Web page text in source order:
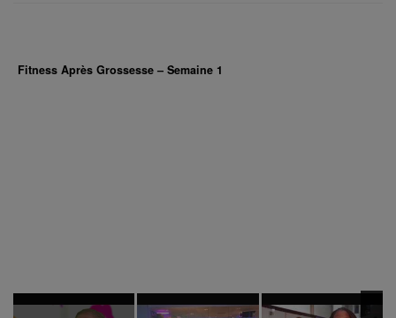
Fitness Après Grossesse – Semaine 1